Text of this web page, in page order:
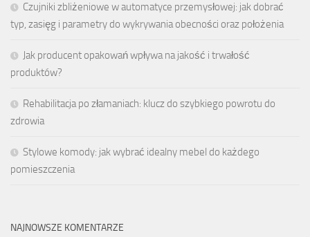
Czujniki zbliżeniowe w automatyce przemysłowej: jak dobrać
typ, zasięg i parametry do wykrywania obecności oraz położenia
Jak producent opakowań wpływa na jakość i trwałość
produktów?
Rehabilitacja po złamaniach: klucz do szybkiego powrotu do
zdrowia
Stylowe komody: jak wybrać idealny mebel do każdego
pomieszczenia
NAJNOWSZE KOMENTARZE